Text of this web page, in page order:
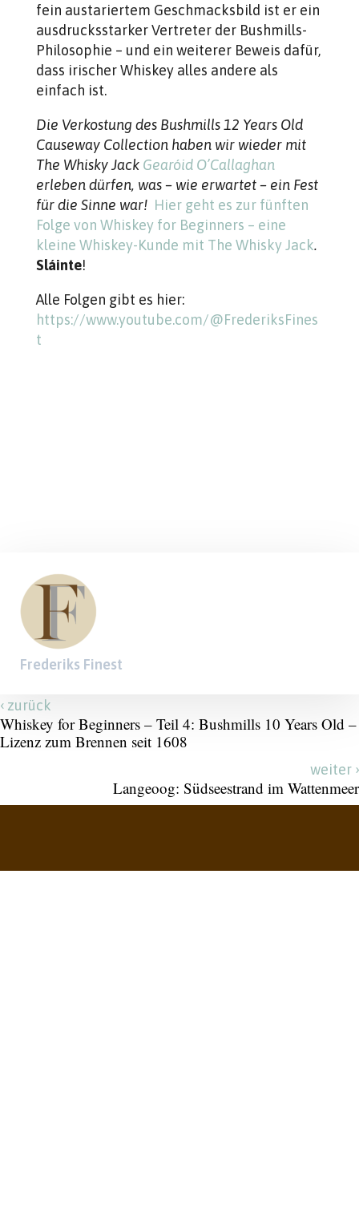
fein austariertem Geschmacksbild ist er ein
ausdrucksstarker Vertreter der Bushmills-
Philosophie – und ein weiterer Beweis dafür,
dass irischer Whiskey alles andere als
einfach ist.
Die Verkostung des Bushmills 12 Years Old
Causeway Collection haben wir wieder mit
The Whisky Jack Gearóid O’Callaghan
erleben dürfen, was – wie erwartet – ein Fest
für die Sinne war! Hier geht es zur fünften
Folge von Whiskey for Beginners – eine
kleine Whiskey-Kunde mit The Whisky Jack.
Sláinte!
Alle Folgen gibt es hier:
https://www.youtube.com/@FrederiksFines
t
Frederiks Finest
‹ zurück
Whiskey for Beginners – Teil 4: Bushmills 10 Years Old –
Lizenz zum Brennen seit 1608
weiter ›
Langeoog: Südseestrand im Wattenmeer